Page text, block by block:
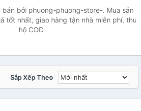
bởi phuong-phuong-store-. Mua sản
tốt nhất, giao hàng tận nhà miễn phí, thu
hộ COD
Sắp Xếp Theo